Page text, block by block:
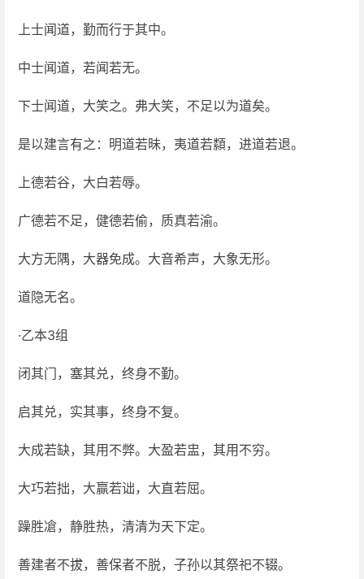
上士闻道，勤而行于其中。
中士闻道，若闻若无。
下士闻道，大笑之。弗大笑，不足以为道矣。
是以建言有之：明道若昧，夷道若纇，进道若退。
上德若谷，大白若辱。
广德若不足，健德若偷，质真若渝。
大方无隅，大器免成。大音希声，大象无形。
道隐无名。
·乙本3组
闭其门，塞其兑，终身不勤。
启其兑，实其事，终身不复。
大成若缺，其用不弊。大盈若盅，其用不穷。
大巧若拙，大赢若诎，大直若屈。
躁胜凔，静胜热，清清为天下定。
善建者不拔，善保者不脱，子孙以其祭祀不辍。